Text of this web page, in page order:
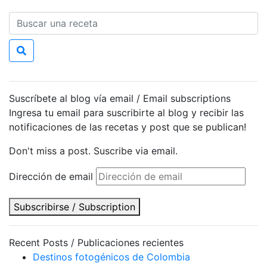
Suscríbete al blog vía email / Email subscriptions
Ingresa tu email para suscribirte al blog y recibir las
notificaciones de las recetas y post que se publican!
Don't miss a post. Suscribe via email.
Dirección de email
Subscribirse / Subscription
Recent Posts / Publicaciones recientes
Destinos fotogénicos de Colombia